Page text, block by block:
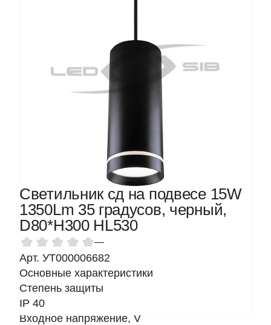
Светильник сд на подвесе 15W
1350Lm 35 градусов, черный,
D80*H300 HL530
—
Арт. УТ000006682
Основные характеристики
Степень защиты
IP 40
Входное напряжение, V